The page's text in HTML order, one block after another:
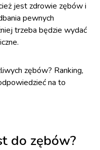
jest zdrowie zębów i
pewnych
trzeba będzie wydać
zębów? Ranking,
na to
do zębów?